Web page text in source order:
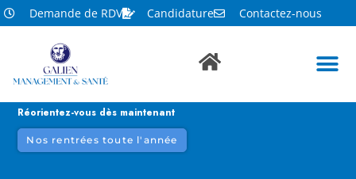
Demande de RDV Candidature Contactez-nous
Réorientez-vous dès maintenant
Nos rentrées toute l'année